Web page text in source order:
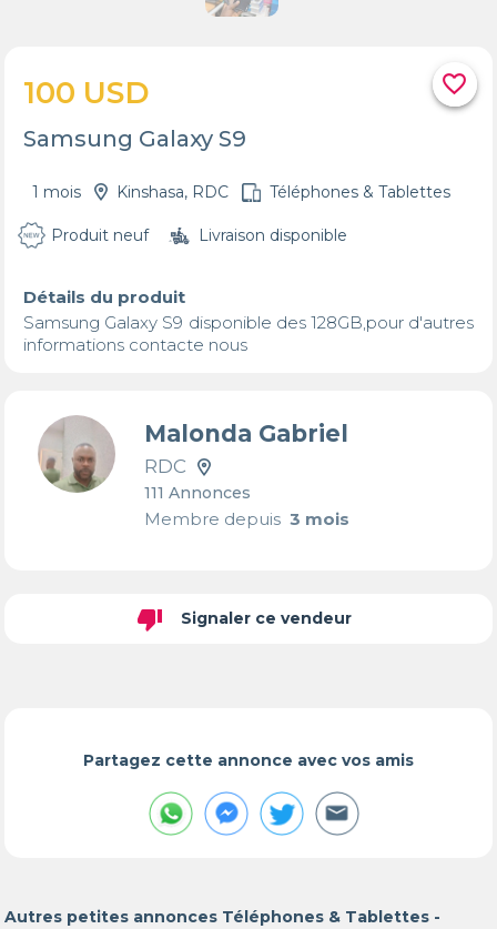
favorite_border
100 USD
Samsung Galaxy S9
1 mois Kinshasa, RDC Téléphones & Tablettes
Produit neuf Livraison disponible
Détails du produit
Samsung Galaxy S9 disponible des 128GB,pour d'autres
informations contacte nous
Malonda Gabriel
RDC
111 Annonces
Membre depuis3 mois
thumb_down Signaler ce vendeur
Partagez cette annonce avec vos amis
Autres petites annonces Téléphones & Tablettes -